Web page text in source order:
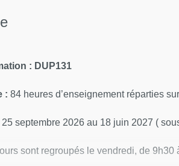
: DUP131
: 84 heures d’enseignement réparties
25 septembre 2026 au 18 juin 2027 (
sont regroupés le vendredi, de